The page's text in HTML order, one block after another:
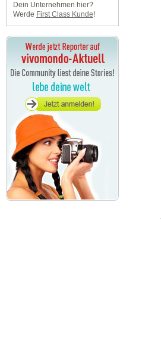
Dein Unternehmen hier?
Werde First Class Kunde!